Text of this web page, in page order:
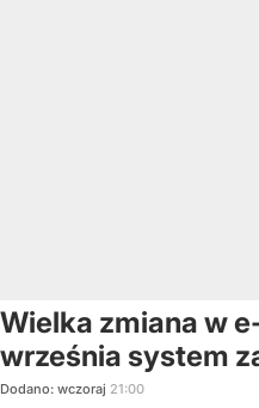
Wielka zmiana w
września system
Dodano: wczoraj 21:00